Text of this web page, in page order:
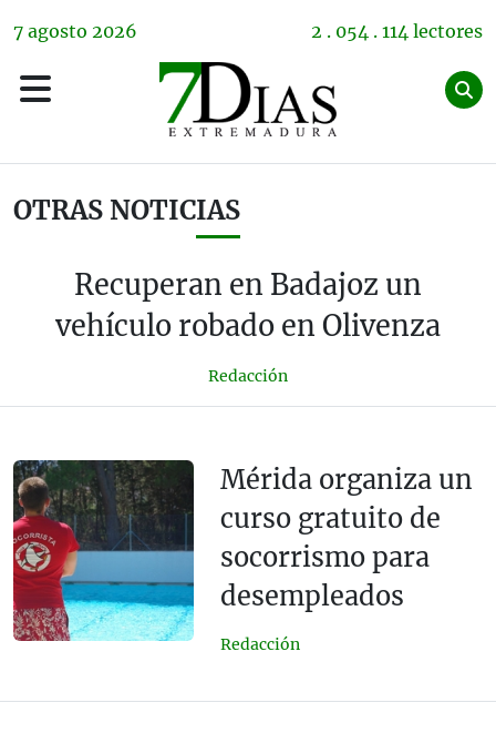
7 agosto 2026 2 . 054 . 114 lectores
OTRAS NOTICIAS
Recuperan en Badajoz un
vehículo robado en Olivenza
Redacción
Mérida organiza un
curso gratuito de
socorrismo para
desempleados
Redacción